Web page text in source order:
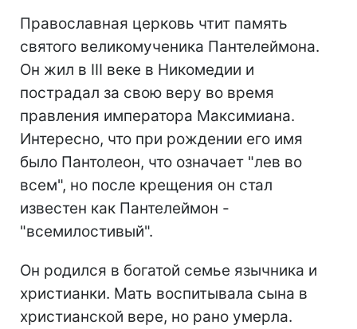
Православная церковь чтит память
святого великомученика Пантелеймона.
Он жил в III веке в Никомедии и
пострадал за свою веру во время
правления императора Максимиана.
Интересно, что при рождении его имя
было Пантолеон, что означает "лев во
всем", но после крещения он стал
известен как Пантелеймон -
"всемилостивый".
Он родился в богатой семье язычника и
христианки. Мать воспитывала сына в
христианской вере, но рано умерла.